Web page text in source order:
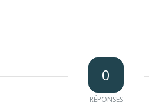
0
RÉPONSES